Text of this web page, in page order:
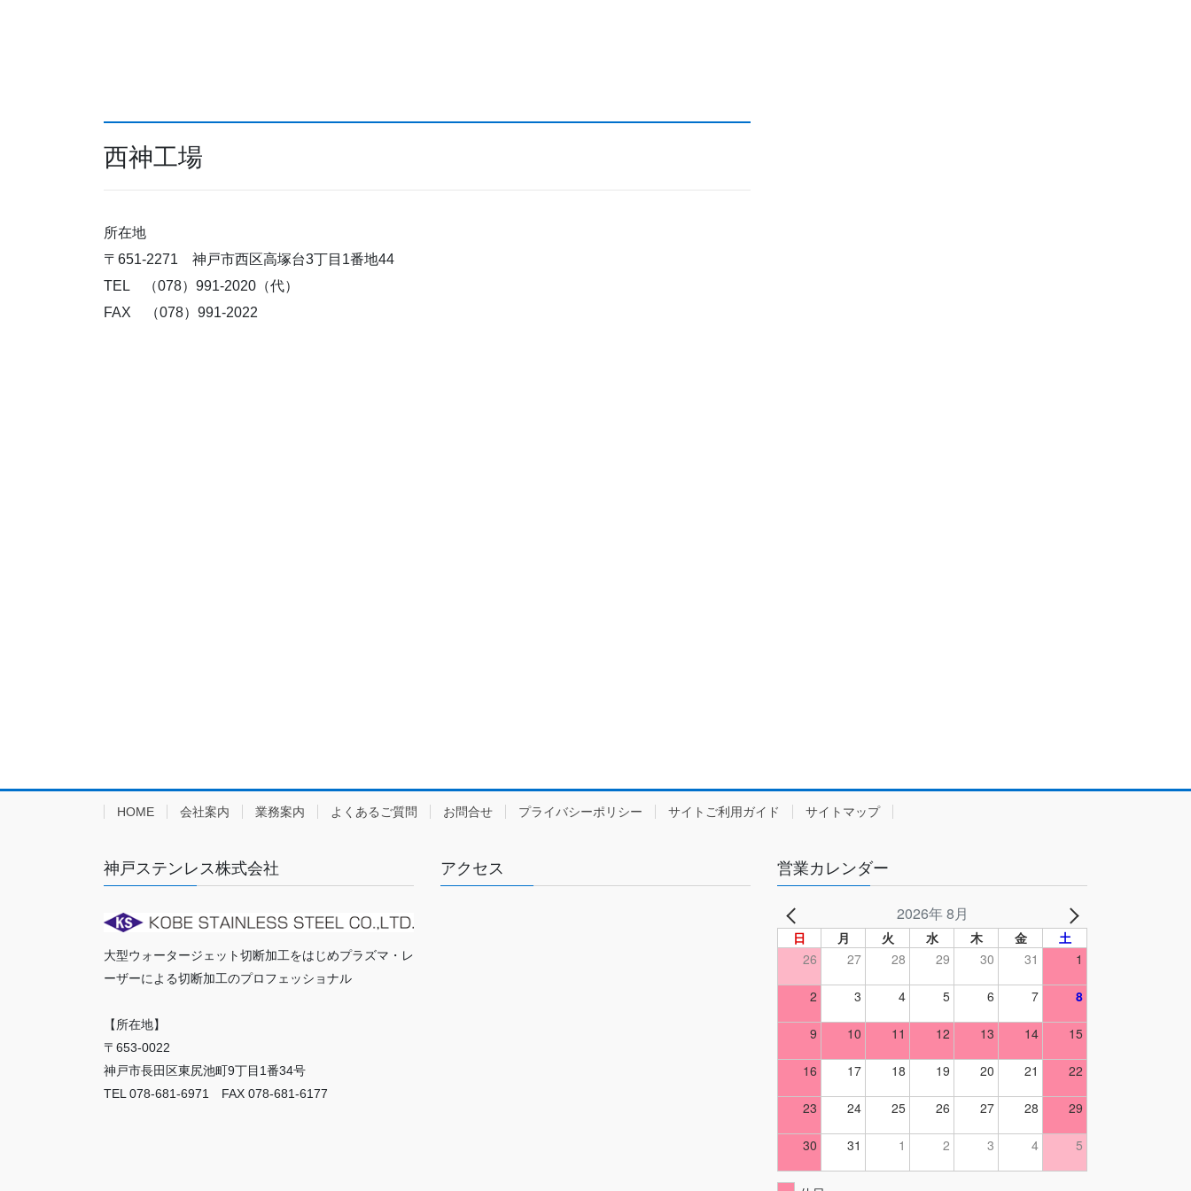
西神工場
所在地
〒651-2271 神戸市西区高塚台3丁目1番地44
TEL （078）991-2020（代）
FAX （078）991-2022
HOME 会社案内 業務案内 よくあるご質問 お問合せ プライバシーポリシー サイトご利用ガイド サイトマップ
神戸ステンレス株式会社
大型ウォータージェット切断加工をはじめプラズマ・レ
ーザーによる切断加工のプロフェッショナル
【所在地】
〒653-0022
神戸市長田区東尻池町9丁目1番34号
TEL 078-681-6971 FAX 078-681-6177
アクセス 営業カレンダー
2026年 8月
日 月 火 水 木 金
土
26
27 28 29 30 31 1
2 3 4 5 6 7 8
9 10 11 12 13 14 15
16 17 18 19 20 21 22
23 24 25 26 27 28 29
30 31 1 2 3 4 5